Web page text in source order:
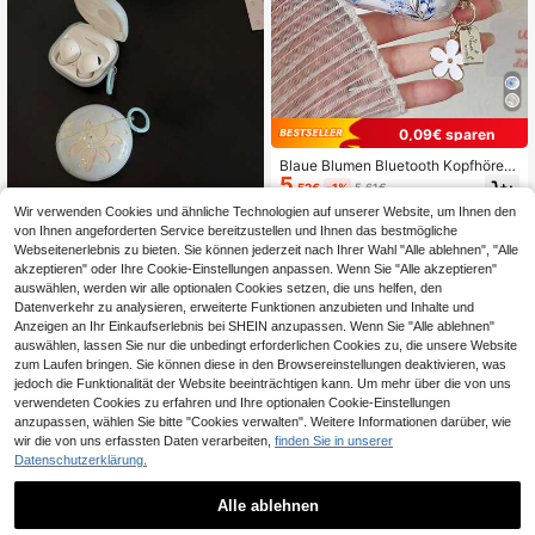
NEW Blaues Cut Out Lilien-Kopfhör
ergehäuse mit Ring, kompatibel mit
Huawei Freebuds 7i, FreeClip 2, Fre
ebuds SE 3, 5i, Buds 3/3 Pro/3 FE,
Buds 4/4 Pro, süßer koreanischer S
til, Unisex, exquisites Geschenk, ko
mbiniert Ästhetik und Praktikabilität
7,92€
0,09€ sparen
Blaue Blumen Bluetooth Kopfhörer
Hülle mit blauem Farbverlauf Blume
e Hülle, kompatibel mit Apple Kopfh
örern, um Kratzer und Stürze im Frü
hling zu verhindern
5,52€ -1% 5,61€
Wir verwenden Cookies und ähnliche Technologien auf unserer Website, um Ihnen den
von Ihnen angeforderten Service bereitzustellen und Ihnen das bestmögliche
Webseitenerlebnis zu bieten. Sie können jederzeit nach Ihrer Wahl "Alle ablehnen", "Alle
akzeptieren" oder Ihre Cookie-Einstellungen anpassen. Wenn Sie "Alle akzeptieren"
auswählen, werden wir alle optionalen Cookies setzen, die uns helfen, den
Datenverkehr zu analysieren, erweiterte Funktionen anzubieten und Inhalte und
Anzeigen an Ihr Einkaufserlebnis bei SHEIN anzupassen. Wenn Sie "Alle ablehnen"
auswählen, lassen Sie nur die unbedingt erforderlichen Cookies zu, die unsere Website
zum Laufen bringen. Sie können diese in den Browsereinstellungen deaktivieren, was
jedoch die Funktionalität der Website beeinträchtigen kann. Um mehr über die von uns
verwendeten Cookies zu erfahren und Ihre optionalen Cookie-Einstellungen
anzupassen, wählen Sie bitte "Cookies verwalten". Weitere Informationen darüber, wie
wir die von uns erfassten Daten verarbeiten, finden Sie in unserer
Datenschutzerklärung.
Alle ablehnen